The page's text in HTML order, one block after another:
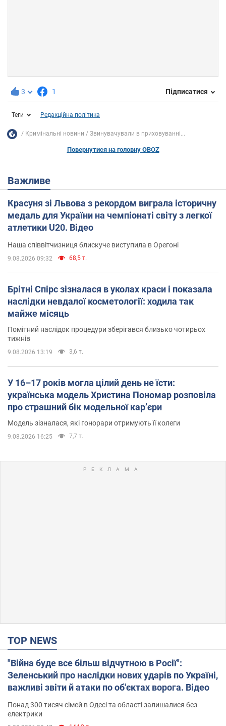
3 1 Підписатися
Теги Редакційна політика
Кримінальні новини Звинувачували в приховуванні...
Повернутися на головну OBOZ
Важливе
Красуня зі Львова з рекордом виграла історичну
медаль для України на чемпіонаті світу з легкої
атлетики U20. Відео
Наша співвітчизниця блискуче виступила в Орегоні
9.08.2026 09:32 68,5 т.
Брітні Спірс зізналася в уколах краси і показала
наслідки невдалої косметології: ходила так
майже місяць
Помітний наслідок процедури зберігався близько чотирьох
тижнів
9.08.2026 13:19 3,6 т.
У 16–17 років могла цілий день не їсти:
українська модель Христина Пономар розповіла
про страшний бік модельної кар’єри
Модель зізналася, які гонорари отримують її колеги
9.08.2026 16:25 7,7 т.
TOP NEWS
"Війна буде все більш відчутною в Росії":
Зеленський про наслідки нових ударів по Україні,
важливі звіти й атаки по об'єктах ворога. Відео
Понад 300 тисяч сімей в Одесі та області залишалися без
електрики